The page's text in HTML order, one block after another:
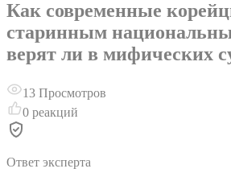
Как современные
старинным
верят ли в мифических
13 Просмотров
0 реакций
Ответ эксперта